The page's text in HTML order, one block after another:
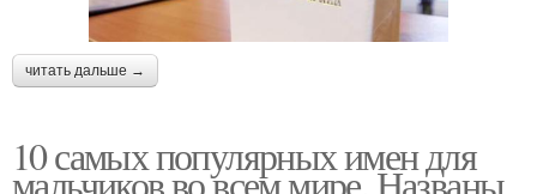
читать дальше →
10 самых популярных имен для
мальчиков во всем мире. Названы